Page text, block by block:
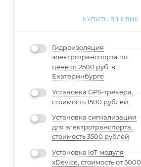
КУПИТЬ В 1 КЛИК
Гидроизоляция
электротранспорта по
цене от 2500 руб. в
Екатеринбурге
Установка GPS-трекера,
стоимость 1500 рублей
Установка сигнализации
для электротранспорта,
стоимость 3500 рублей
Установка IoT-модуля
xDevice, стоимость от 5000